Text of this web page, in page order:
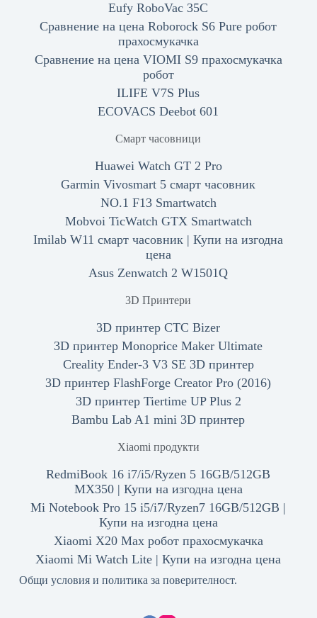
Eufy RoboVac 35C
Сравнение на цена Roborock S6 Pure робот
прахосмукачка
Сравнение на цена VIOMI S9 прахосмукачка
робот
ILIFE V7S Plus
ECOVACS Deebot 601
Смарт часовници
Huawei Watch GT 2 Pro
Garmin Vivosmart 5 смарт часовник
NO.1 F13 Smartwatch
Mobvoi TicWatch GTX Smartwatch
Imilab W11 смарт часовник | Купи на изгодна
цена
Asus Zenwatch 2 W1501Q
3D Принтери
3D принтер CTC Bizer
3D принтер Monoprice Maker Ultimate
Creality Ender-3 V3 SE 3D принтер
3D принтер FlashForge Creator Pro (2016)
3D принтер Tiertime UP Plus 2
Bambu Lab A1 mini 3D принтер
Xiaomi продукти
RedmiBook 16 i7/i5/Ryzen 5 16GB/512GB
MX350 | Купи на изгодна цена
Mi Notebook Pro 15 i5/i7/Ryzen7 16GB/512GB |
Купи на изгодна цена
Xiaomi X20 Max робот прахосмукачка
Xiaomi Mi Watch Lite | Купи на изгодна цена
Общи условия и политика за поверителност.